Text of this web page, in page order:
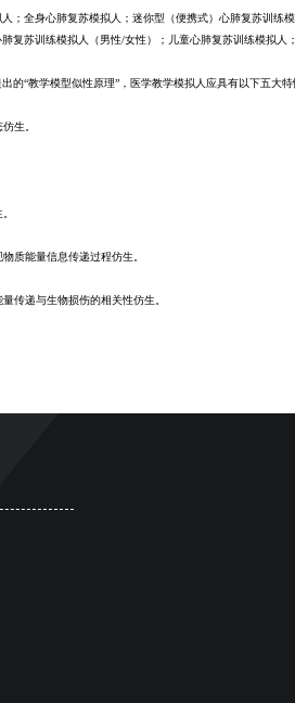
全身心肺复苏模拟人；迷你型（便携式）心肺复苏训练
复苏训练模拟人（男性/女性）；儿童心肺复苏训练模拟人
“教学模型似性原理”，医学教学模拟人应具有以下五大特
生。
能量信息传递过程仿生。
递与生物损伤的相关性仿生。